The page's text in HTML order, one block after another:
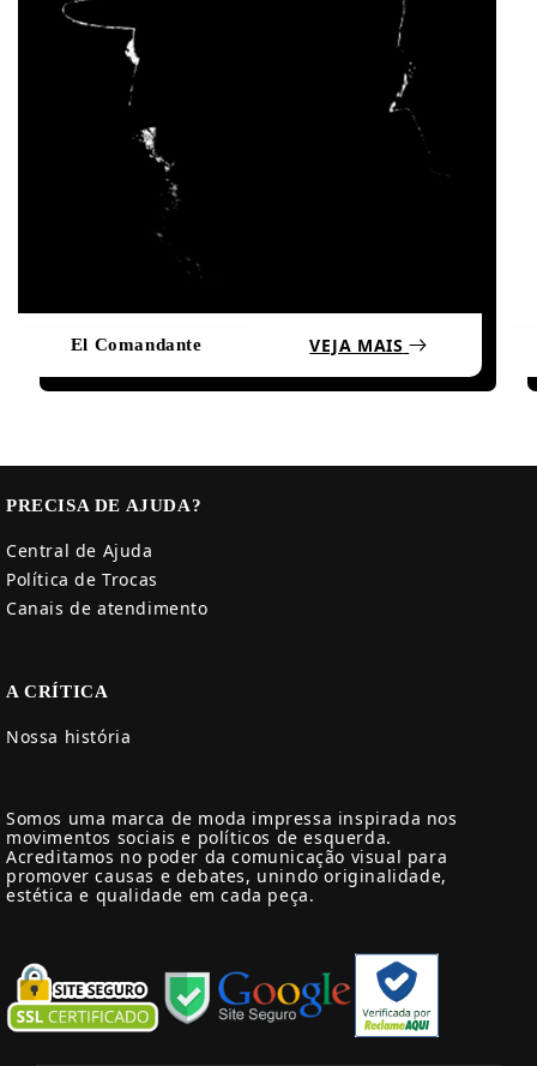
El Comandante VEJA MAIS
PRECISA DE AJUDA?
Central de Ajuda
Política de Trocas
Canais de atendimento
A CRÍTICA
Nossa história
Somos uma marca de moda impressa inspirada nos
movimentos sociais e políticos de esquerda.
Acreditamos no poder da comunicação visual para
promover causas e debates, unindo originalidade,
estética e qualidade em cada peça.